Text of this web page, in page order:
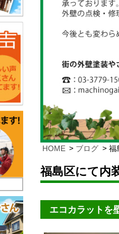
HOME ブログ 福
福島区にて内
エコカラットを